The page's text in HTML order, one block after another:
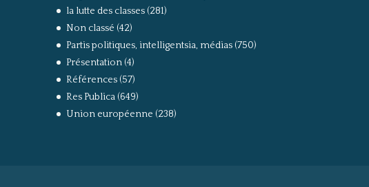
la lutte des classes(281)
Non classé (42)
Partis politiques, intelligentsia, médias(750)
Présentation(4)
Références(57)
Res Publica(649)
Union européenne (238)